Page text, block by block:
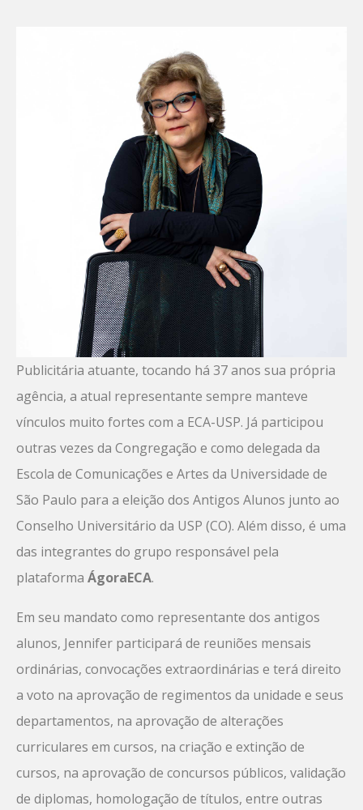
Publicitária atuante, tocando há 37 anos sua própria
agência, a atual representante sempre manteve
vínculos muito fortes com a ECA-USP. Já participou
outras vezes da Congregação e como delegada da
Escola de Comunicações e Artes da Universidade de
São Paulo para a eleição dos Antigos Alunos junto ao
Conselho Universitário da USP (CO). Além disso, é uma
das integrantes do grupo responsável pela
plataforma ÁgoraECA.
Em seu mandato como representante dos antigos
alunos, Jennifer participará de reuniões mensais
ordinárias, convocações extraordinárias e terá direito
a voto na aprovação de regimentos da unidade e seus
departamentos, na aprovação de alterações
curriculares em cursos, na criação e extinção de
cursos, na aprovação de concursos públicos, validação
de diplomas, homologação de títulos, entre outras